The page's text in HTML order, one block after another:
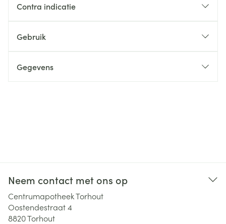
Contra indicatie
Gebruik
Gegevens
Neem contact met ons op
Centrumapotheek Torhout
Oostendestraat 4
8820Torhout